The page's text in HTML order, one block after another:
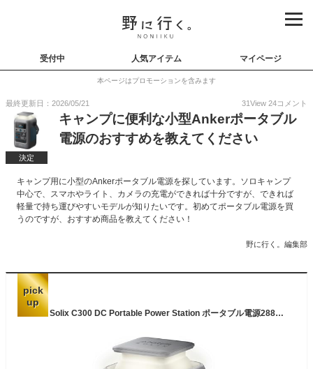
受付中 人気アイテム マイページ
本ページはプロモーションを含みます
最終更新日：2026/05/21 31View 24コメント
決定
キャンプに便利な小型Ankerポータブル
電源のおすすめを教えてください
キャンプ用に小型のAnkerポータブル電源を探しています。ソロキャンプ
中心で、スマホやライト、カメラの充電ができれば十分ですが、できれば
軽量で持ち運びやすいモデルが知りたいです。初めてポータブル電源を買
うのですが、おすすめ商品を教えてください！
野に行く。編集部
pick
up
Anker Solix C300 DC Portable Power Station ポータブル電源288Wh 小型軽量2.8Kg 1.5H満充電 充電器は同梱無し 合計最大出力300W USB-C/USB-A/DC計7ポート(ACポート非搭載) ストラップ付き リン酸鉄 ポータブルバッテリー ソーラーパネル対応 キャンプ 車中泊 停電対策 防災 (ダークグレー)